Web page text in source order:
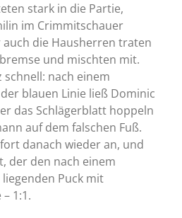
stark in die Partie,
im Crimmitschauer
auch die Hausherren traten
und mischten mit.
nach einem
blauen Linie ließ Dominic
das Schlägerblatt hoppeln
auf dem falschen Fuß.
danach wieder an, und
der den nach einem
Puck mit
1:1.